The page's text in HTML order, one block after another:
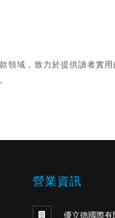
領域，致力於提供讀者實
營業資訊
優立德國際有